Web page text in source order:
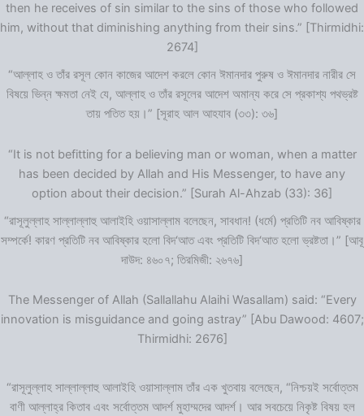
then he receives of sin similar to the sins of those who followed
him, without that diminishing anything from their sins.” [Thirmidhi:
2674]
“আল্লাহ ও তাঁর রসূল কোন কাজের আদেশ করলে কোন ঈমানদার পুরুষ ও ঈমানদার নারীর সে
বিষয়ে ভিন্ন ক্ষমতা নেই যে, আল্লাহ ও তাঁর রসূলের আদেশ অমান্য করে সে প্রকাশ্য পথভ্রষ্ট
তায় পতিত হয়।” [সূরাহ আল আহযাব (৩৩): ৩৬]
“It is not befitting for a believing man or woman, when a matter
has been decided by Allah and His Messenger, to have any
option about their decision.” [Surah Al-Ahzab (33): 36]
“রাসূলুল্লাহ সাল্লাল্লাহু আলাইহি ওয়াসাল্লাম বলেছেন, সাবধান! (ধর্মে) প্রতিটি নব আবিষ্কার
সম্পর্কে! কারণ প্রতিটি নব আবিষ্কার হলো বিদ‘আত এবং প্রতিটি বিদ‘আত হলো ভ্রষ্টতা।” [আবূ
দাউদ: ৪৬০৭; তিরমিজী: ২৬৭৬]
The Messenger of Allah (Sallallahu Alaihi Wasallam) said: “Every
innovation is misguidance and going astray” [Abu Dawood: 4607;
Thirmidhi: 2676]
“রাসূলুল্লাহ সাল্লাল্লাহু আলাইহি ওয়াসাল্লাম তাঁর এক খুতবায় বলেছেন, “নিশ্চয়ই সর্বোত্তম
বাণী আল্লাহ্‌র কিতাব এবং সর্বোত্তম আদর্শ মুহাম্মদের আদর্শ। আর সবচেয়ে নিকৃষ্ট বিষয় হল